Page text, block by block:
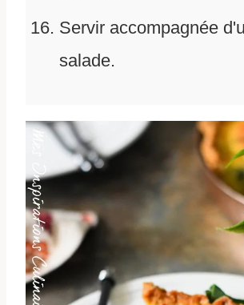
Servir accompagnée
salade.